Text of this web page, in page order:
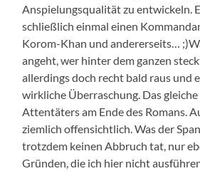
Anspielungsqualität zu entwickeln.
schließlich einmal einen
Korom-Khan und andererseits…
angeht, wer hinter dem ganzen
allerdings doch recht bald raus und
wirkliche Überraschung. Das
Attentäters am Ende des Romans.
ziemlich offensichtlich. Was der
trotzdem keinen Abbruch tat, nur
Gründen, die ich hier nicht